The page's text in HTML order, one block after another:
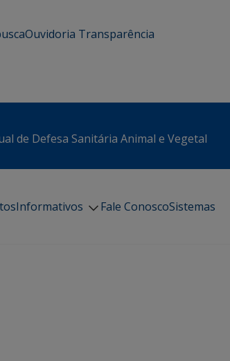
Ouvidoria Transparência
de Defesa Sanitária Animal e Vegetal
Informativos Fale ConoscoSistemas